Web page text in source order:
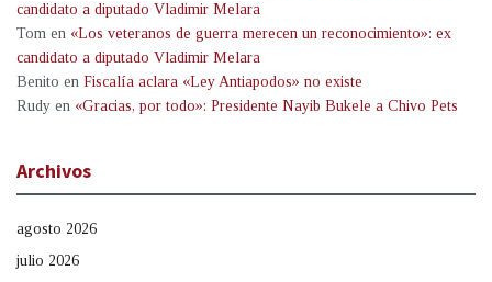
candidato a diputado Vladimir Melara
Tom en «Los veteranos de guerra merecen un reconocimiento»: ex
candidato a diputado Vladimir Melara
Benito en Fiscalía aclara «Ley Antiapodos» no existe
Rudy en «Gracias, por todo»: Presidente Nayib Bukele a Chivo Pets
Archivos
agosto 2026
julio 2026